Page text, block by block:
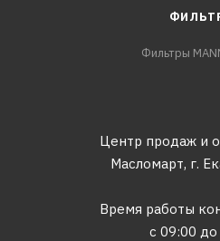
Фильтры
Центр продаж и
Масломарт, г.
Время работы
с 09:00